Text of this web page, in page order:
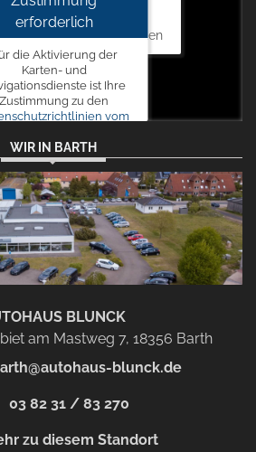
Blunck
18311 Ribnitz-Damgarten
erforderlich
die Aktivierung der
Karten- und
ist Ihre
Zustimmung zu den
vom
erforderlich.
Zustimmen
und
aktivieren
WIR IN BARTH
BLUNCK
am Mastweg 7, 18356 Barth
blunck.de
03 82 31 / 83 270
zu diesem Standort